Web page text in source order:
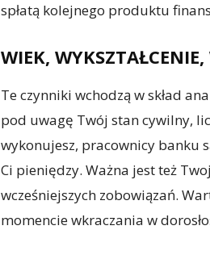
spłatą kolejnego produktu
WIEK,
Te czynniki wchodzą w skład
pod uwagę Twój stan cywilny,
wykonujesz, pracownicy banku
Ci pieniędzy. Ważna jest też
wcześniejszych zobowiązań.
momencie wkraczania w